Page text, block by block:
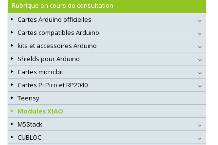
Rubrique en cours de consultation
Cartes Arduino officielles
Cartes compatibles Arduino
kits et accessoires Arduino
Shields pour Arduino
Cartes micro:bit
Cartes Pi Pico et RP2040
Teensy
Modules XIAO
M5Stack
CUBLOC